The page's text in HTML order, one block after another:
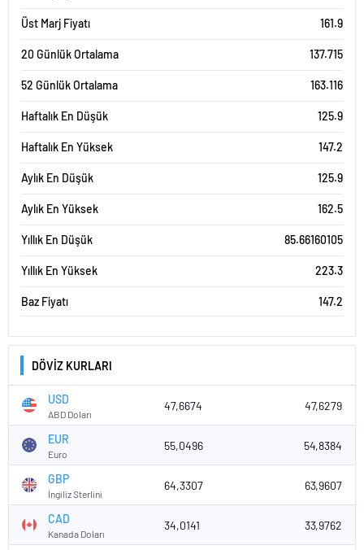
Üst Marj Fiyatı 161.9
20 Günlük Ortalama 137.715
52 Günlük Ortalama 163.116
Haftalık En Düşük 125.9
Haftalık En Yüksek 147.2
Aylık En Düşük 125.9
Aylık En Yüksek 162.5
Yıllık En Düşük 85.66160105
Yıllık En Yüksek 223.3
Baz Fiyatı 147.2
DÖVİZ KURLARI
USD
ABD Doları
47,6674 47,6279
EUR
Euro
55,0496 54,8384
GBP
İngiliz Sterlini
64,3307 63,9607
CAD
Kanada Doları
34,0141 33,9762